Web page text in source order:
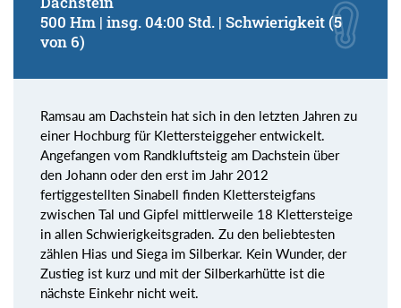
500 Hm | insg. 04:00 Std. | Schwierigkeit (5
von 6)
Ramsau am Dachstein hat sich in den letzten Jahren zu
einer Hochburg für Klettersteiggeher entwickelt.
Angefangen vom Randkluftsteig am Dachstein über
den Johann oder den erst im Jahr 2012
fertiggestellten Sinabell finden Klettersteigfans
zwischen Tal und Gipfel mittlerweile 18 Klettersteige
in allen Schwierigkeitsgraden. Zu den beliebtesten
zählen Hias und Siega im Silberkar. Kein Wunder, der
Zustieg ist kurz und mit der Silberkarhütte ist die
nächste Einkehr nicht weit.